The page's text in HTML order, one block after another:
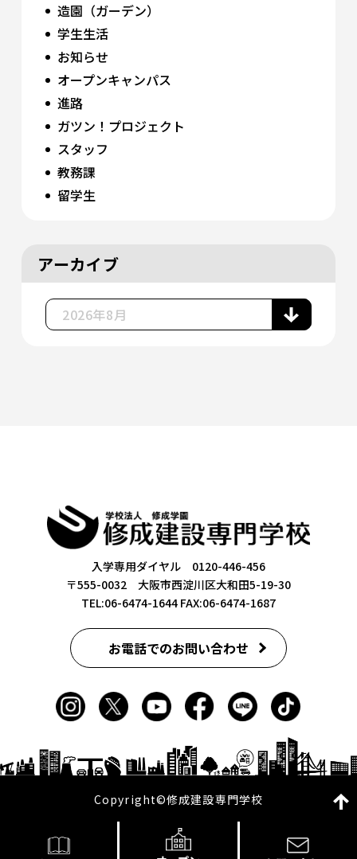
造園（ガーデン）
学生生活
お知らせ
オープンキャンパス
進路
ガツン！プロジェクト
スタッフ
教務課
留学生
アーカイブ
入学専用ダイヤル 0120-446-456
〒555-0032 大阪市西淀川区大和田5-19-30
TEL:06-6474-1644FAX:06-6474-1687
お電話でのお問い合わせ
Copyright©修成建設専門学校